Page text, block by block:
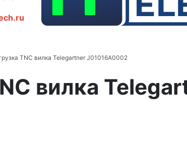
TNC вилка Telegartner J01016A0002
вилка